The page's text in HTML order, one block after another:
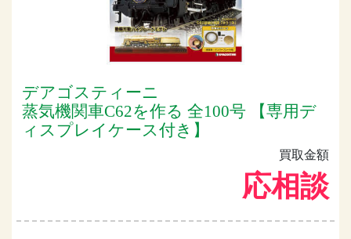
デアゴスティーニ
蒸気機関車C62を作る 全100号 【専用デ
ィスプレイケース付き】
買取金額
応相談